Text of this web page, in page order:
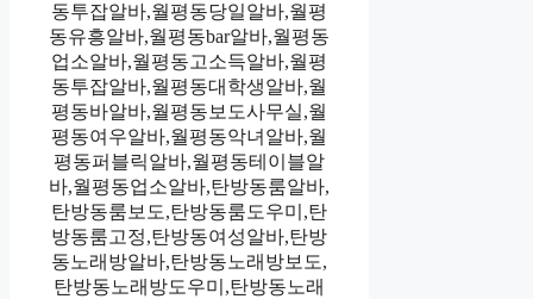
동투잡알바,월평동당일알바,월평
동유흥알바,월평동bar알바,월평동
업소알바,월평동고소득알바,월평
동투잡알바,월평동대학생알바,월
평동바알바,월평동보도사무실,월
평동여우알바,월평동악녀알바,월
평동퍼블릭알바,월평동테이블알
바,월평동업소알바,탄방동룸알바,
탄방동룸보도,탄방동룸도우미,탄
방동룸고정,탄방동여성알바,탄방
동노래방알바,탄방동노래방보도,
탄방동노래방도우미,탄방동노래